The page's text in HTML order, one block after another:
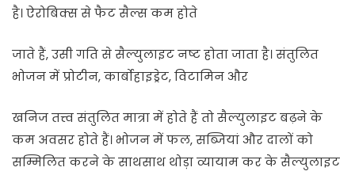
है। ऐरोबिक्स से फैट सैल्स कम होते
जाते हैं, उसी गति से सैल्युलाइट नष्ट होता जाता है। संतुलित
भोजन में प्रोटीन, कार्बोहाइड्रेट, विटामिन और
खनिज तत्त्व संतुलित मात्रा में होते हैं तो सैल्युलाइट बढ़ने के
कम अवसर होते हैं। भोजन में फल, सब्जियां और दालों को
सम्मिलित करने के साथसाथ थोड़ा व्यायाम कर के सैल्युलाइट